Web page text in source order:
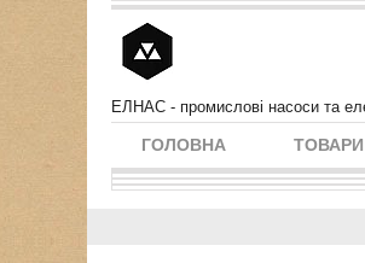
ЕЛНАС - промислові насоси та
ГОЛОВНА ТОВАРИ